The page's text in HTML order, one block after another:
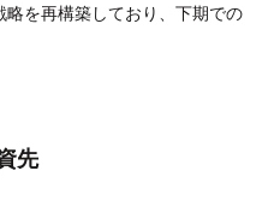
を再構築しており、下期での
先